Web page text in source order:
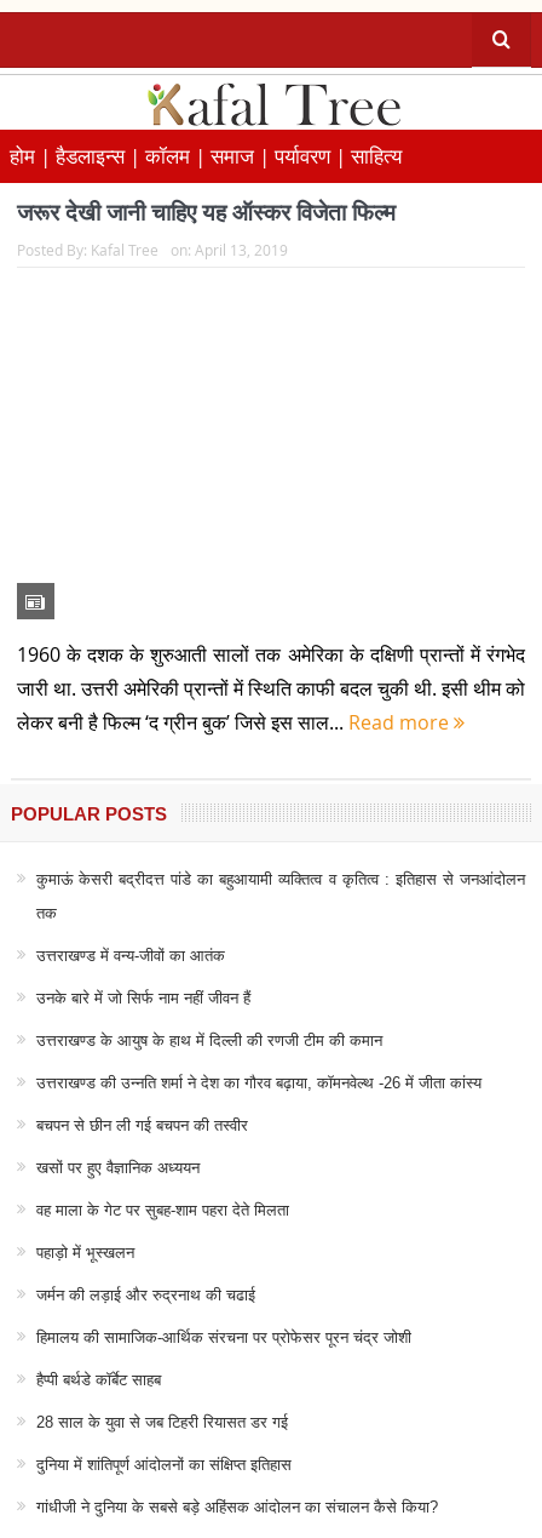
होम |हैडलाइन्स |कॉलम |समाज |पर्यावरण |साहित्य
जरूर देखी जानी चाहिए यह ऑस्कर विजेता फिल्म
Posted By: Kafal Tree on: April 13, 2019
1960 के दशक के शुरुआती सालों तक अमेरिका के दक्षिणी प्रान्तों में रंगभेद
जारी था. उत्तरी अमेरिकी प्रान्तों में स्थिति काफी बदल चुकी थी. इसी थीम को
लेकर बनी है फिल्म ‘द ग्रीन बुक’ जिसे इस साल... Read more
POPULAR POSTS
कुमाऊं केसरी बद्रीदत्त पांडे का बहुआयामी व्यक्तित्व व कृतित्व : इतिहास से जनआंदोलन
तक
उत्तराखण्ड में वन्य-जीवों का आतंक
उनके बारे में जो सिर्फ नाम नहीं जीवन हैं
उत्तराखण्ड के आयुष के हाथ में दिल्ली की रणजी टीम की कमान
उत्तराखण्ड की उन्नति शर्मा ने देश का गौरव बढ़ाया, कॉमनवेल्थ -26 में जीता कांस्य
बचपन से छीन ली गई बचपन की तस्वीर
खसों पर हुए वैज्ञानिक अध्ययन
वह माला के गेट पर सुबह-शाम पहरा देते मिलता
पहाड़ो में भूस्खलन
जर्मन की लड़ाई और रुद्रनाथ की चढाई
हिमालय की सामाजिक-आर्थिक संरचना पर प्रोफेसर पूरन चंद्र जोशी
हैप्पी बर्थडे कॉर्बेट साहब
28 साल के युवा से जब टिहरी रियासत डर गई
दुनिया में शांतिपूर्ण आंदोलनों का संक्षिप्त इतिहास
गांधीजी ने दुनिया के सबसे बड़े अहिंसक आंदोलन का संचालन कैसे किया?